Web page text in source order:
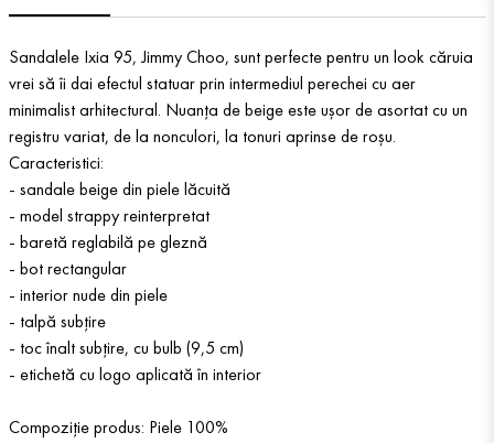
Sandalele Ixia 95, Jimmy Choo, sunt perfecte pentru un look căruia
vrei să îi dai efectul statuar prin intermediul perechei cu aer
minimalist arhitectural. Nuanța de beige este ușor de asortat cu un
registru variat, de la nonculori, la tonuri aprinse de roșu.
Caracteristici:
- sandale beige din piele lăcuită
- model strappy reinterpretat
- baretă reglabilă pe gleznă
- bot rectangular
- interior nude din piele
- talpă subțire
- toc înalt subțire, cu bulb (9,5 cm)
- etichetă cu logo aplicată în interior
Compoziție produs: Piele 100%